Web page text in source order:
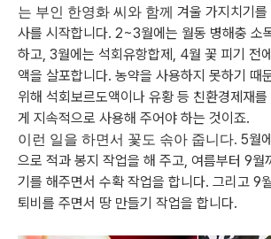
는 부인 한영화 씨와 함께 겨울 가지치기
사를 시작합니다. 2~3월에는 월동 병해충 소
하고, 3월에는 석회유항합제, 4월 꽃 피기 전
액을 살포합니다. 농약을 사용하지 못하기 때
위해 석회보르도액이나 유황 등 친환경제재
게 지속적으로 사용해 주어야 하는 것이죠.
이런 일을 하면서 꽃도 솎아 줍니다. 5월
으로 적과 봉지 작업을 해 주고, 여름부터 9월
기를 해주면서 수확 작업을 합니다. 그리고 9
퇴비를 주면서 땅 만들기 작업을 합니다.